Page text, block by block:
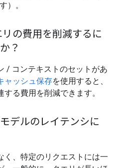
）。
の費用を削減するに
？
/ コンテキストのセットがあ
ャッシュ保存を使用すると、
る費用を削減できます。
デルのレイテンシに
く、特定のリクエストには一